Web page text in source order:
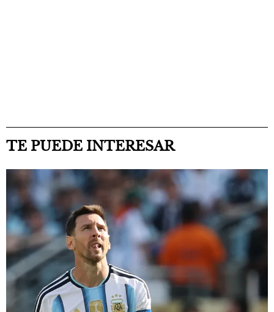
TE PUEDE INTERESAR